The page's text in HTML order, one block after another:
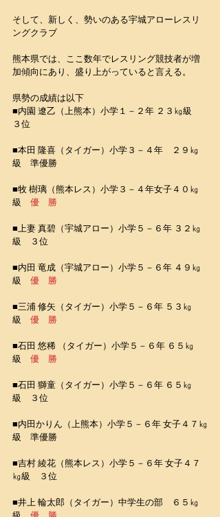
そして、新しく、勢いのある宇城アローレスリ
ングクラブ
熊本県では、ここ数年でレスリング競技者が増
加傾向にあり、盛り上がっていると言える。
県勢の成績は以下
■内園 遼乙（上熊本）小学１－２年 ２３㎏級
３位
■本田 隆喜（タイガー）小学３－４年　２９㎏
級　準優勝
■牧 樹璃（熊本レス）小学３－４年女子４０㎏
級 優　勝
■上妻 真碧（宇城アロー）小学５－６年 ３２㎏
級　３位
■内田 竜成（宇城アロー）小学５－６年 ４９㎏
級 優　勝
■三浦 修矢（タイガー）小学５－６年 ５３㎏
級 優　勝
■石田 悠稀 （タイガー）小学５－６年 ６５㎏
級 優　勝
■石田 獅童（タイガー）小学５－６年 ６５㎏
級　３位
■内田かりん（上熊本）小学５－６年 女子４７㎏
級　準優勝
■吉村 綾花（熊本レス）小学５－６年 女子４７
㎏級　３位
■井上 輪太郎（タイガー）中学生の部　６５㎏